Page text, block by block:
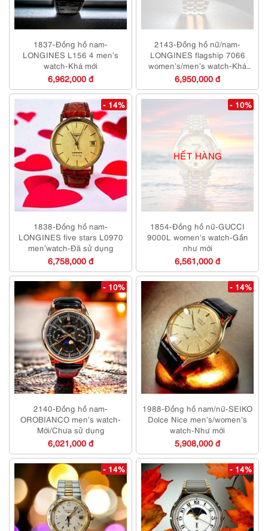
1837-Đồng hồ nam-
LONGINES L156 4 men’s
watch-Khá mới
6,962,000 đ
2143-Đồng hồ nữ/nam-
LONGINES flagship 7066
women’s/men’s watch-Khá
mới
6,950,000 đ
- 14%
1838-Đồng hồ nam-
LONGINES five stars L0970
men’watch-Đã sử dụng
6,758,000 đ
HẾT HÀNG
- 10%
1854-Đồng hồ nữ-GUCCI
9000L women’s watch-Gần
như mới
6,561,000 đ
- 10%
2140-Đồng hồ nam-
OROBIANCO men’s watch-
Mới/Chưa sử dụng
6,021,000 đ
- 14%
1988-Đồng hồ nam/nữ-SEIKO
Dolce Nice men’s/women’s
watch-Như mới
5,908,000 đ
- 14% - 14%